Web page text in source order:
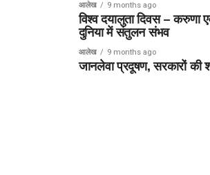
आलेख 9 months ago
विश्व दयालुता दिवस – करुणा
दुनिया में संतुलन संभव
आलेख 9 months ago
जानलेवा प्रदूषण, सरकारों की